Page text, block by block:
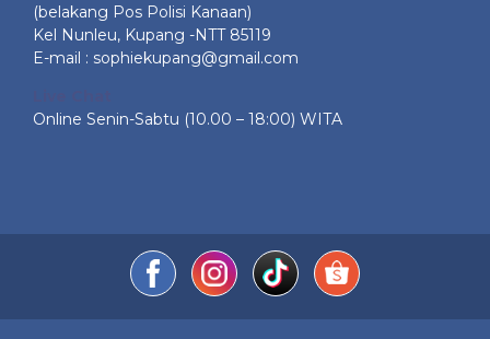
(belakang Pos Polisi Kanaan)
Kel Nunleu, Kupang -NTT 85119
E-mail : sophiekupang@gmail.com
Online Senin-Sabtu (10.00 – 18:00) WITA